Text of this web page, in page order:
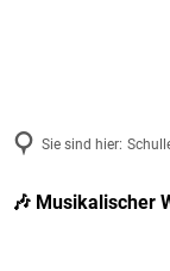
Sie sind hier:
🎶 Musikalischer